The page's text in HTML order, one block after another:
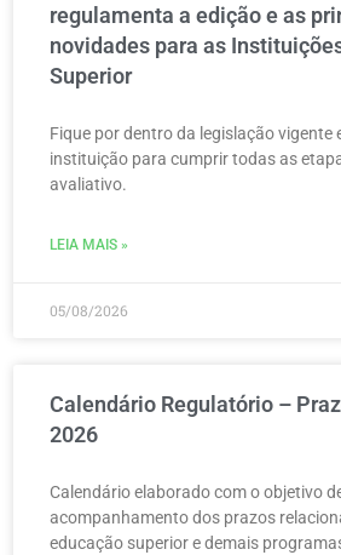
regulamenta a edição e as
novidades para as
Superior
Fique por dentro da legislação vigente
instituição para cumprir todas as
avaliativo.
LEIA MAIS »
05/08/2026
Calendário Regulatório –
2026
Calendário elaborado com o objetivo
acompanhamento dos prazos
educação superior e demais